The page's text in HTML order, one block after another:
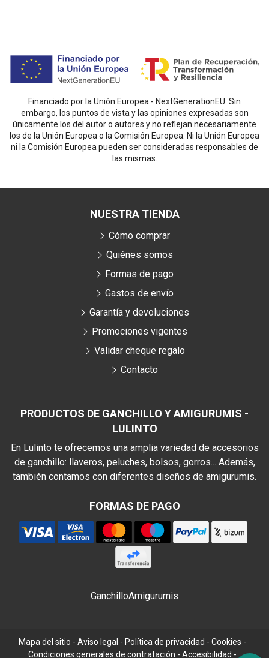
Financiado por la Unión Europea - NextGenerationEU. Sin
embargo, los puntos de vista y las opiniones expresadas son
únicamente los del autor o autores y no reflejan necesariamente
los de la Unión Europea o la Comisión Europea. Ni la Unión Europea
ni la Comisión Europea pueden ser consideradas responsables de
las mismas.
PRODUCTOS DE GANCHILLO Y AMIGURUMIS -
LULINTO
En Lulinto te ofrecemos una amplia variedad de accesorios
de ganchillo: llaveros, peluches, bolsos, gorros... Además,
también contamos con diferentes diseños de amigurumis.
FORMAS DE PAGO
NUESTRA TIENDA
Cómo comprar
Quiénes somos
Formas de pago
Gastos de envío
Garantía y devoluciones
Promociones vigentes
Validar cheque regalo
Contacto
GanchilloAmigurumis
Mapa del sitio - Aviso legal - Política de privacidad - Cookies -
Condiciones generales de contratación - Accesibilidad -